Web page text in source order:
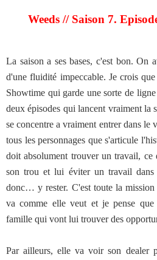
Weeds // Saison 7.
La saison a ses bases, c'est bon. On
d'une fluidité impeccable. Je crois
Showtime qui garde une sorte de
deux épisodes qui lancent vraiment la
se concentre a vraiment entrer dans le
tous les personnages que s'articule
doit absolument trouver un travail,
son trou et lui éviter un travail
donc… y rester. C'est toute la mission
va comme elle veut et je pense que
famille qui vont lui trouver des
Par ailleurs, elle va voir son dealer